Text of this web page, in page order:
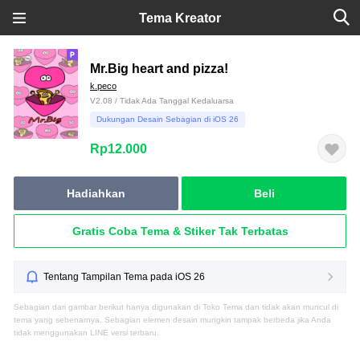
Tema Kreator
Mr.Big heart and pizza!
k.peco
V2.08 / Tidak Ada Tanggal Kedaluarsa
Dukungan Desain Sebagian di iOS 26
Rp12.000
Hadiahkan Beli
Gratis Coba Tema & Stiker Tak Terbatas
Tentang Tampilan Tema pada iOS 26
Sebagian dari gambar berikut hanya digunakan di Toko Tema dan tidak akan muncul di
tema yang sebenarnya. Sebagian elemen desain mungkin tampak berbeda jika Anda
tidak menggunakan LINE versi terbaru.